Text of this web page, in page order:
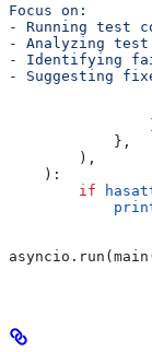
Focus on:
- Running test
- Analyzing test
- Identifying
- Suggesting
            },
        ),
    ):
        if